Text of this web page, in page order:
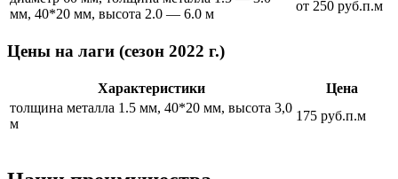
мм, 40*20 мм, высота 2.0 — 6.0 м
от 250 руб.п.м
Цены на лаги (сезон 2022 г.)
Характеристики
Цена
толщина металла 1.5 мм, 40*20 мм, высота 3,0
м
175 руб.п.м